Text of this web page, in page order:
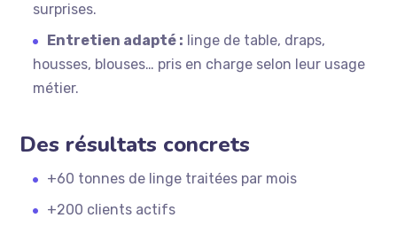
surprises.
Entretien adapté : linge de table, draps,
housses, blouses… pris en charge selon leur usage
métier.
Des résultats concrets
+60 tonnes de linge traitées par mois
+200 clients actifs